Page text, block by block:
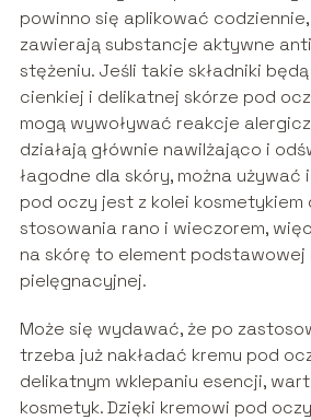
powinno się aplikować
zawierają substancje aktywne
stężeniu. Jeśli takie składniki
cienkiej i delikatnej skórze pod
mogą wywoływać reakcje
działają głównie nawilżająco i
łagodne dla skóry, można używać
pod oczy jest z kolei
stosowania rano i wieczorem,
na skórę to element podstawowej
pielęgnacyjnej.
Może się wydawać, że po
trzeba już nakładać kremu pod
delikatnym wklepaniu esencji,
kosmetyk. Dzięki kremowi pod